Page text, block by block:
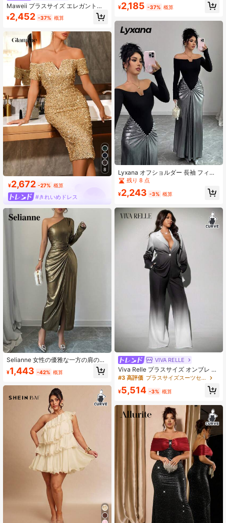
Maweii プラスサイズ エレガントな
フィッティング オブリークショルダ
ー 長袖 多用途ドレス
¥2,452 -37% 概算
8
¥2,672 -27% 概算
#きれいめドレス
Selianne 女性の優雅な一方の肩のツ
イストスリットドレス、秋、お正月
の休日のパーティー用衣装、マキシ
¥1,443 -42% 概算
作 エレガントフェイクファー衿 パッ
チワーク 長袖 フィット&フレア マキ
サート、パフォーマンス、デート、
フォーマルディナー、ガラ、ウェデ
ィング、セクシーでロマンチックな
マーメイドスタイル、誕生日パーテ
ィーに適しています
¥2,185 -37% 概算
Lyxana オフショルダー 長袖 フィッ
ティング プリーツ パッチワーク ロ
ングドレス
残り 8 点
¥2,243 -3% 概算
VIVA RELLE
Viva Relle プラスサイズ オンブレ フ
レアパンツ、エレガントなスーツセ
#3 高評価 プラスサイズスーツセット
¥5,514 -3% 概算